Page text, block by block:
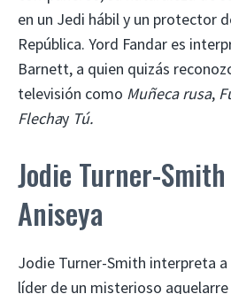
en un Jedi hábil y un protector
República. Yord Fandar es
Barnett, a quien quizás
televisión como Muñeca rusa,
Flechay Tú.
Jodie Turner-
Aniseya
Jodie Turner-Smith interpreta a
líder de un misterioso